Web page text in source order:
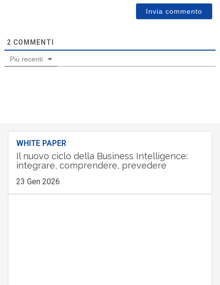
2 COMMENTI
Più recenti
WHITE PAPER
Il nuovo ciclo della Business Intelligence:
integrare, comprendere, prevedere
23 Gen 2026